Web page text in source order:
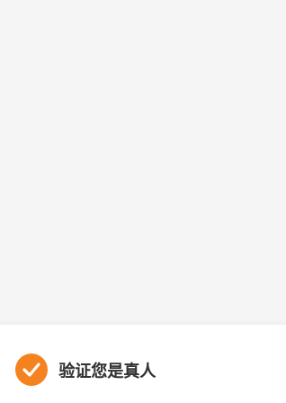
验证您是真人